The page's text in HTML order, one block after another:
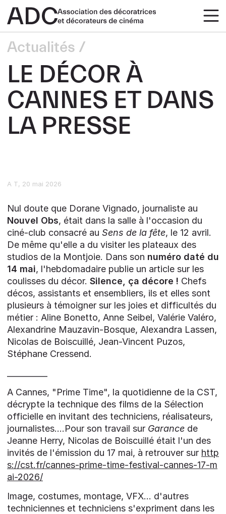
Actualités
LE DÉCOR À
CANNES ET DANS
LA PRESSE
A T 20 mai 2026
Nul doute que Dorane Vignado, journaliste au
Nouvel Obs, était dans la salle à l'occasion du
ciné-club consacré au Sens de la fête, le 12 avril.
De même qu'elle a du visiter les plateaux des
studios de la Montjoie. Dans son numéro daté du
14 mai, l'hebdomadaire publie un article sur les
coulisses du décor. Silence, ça décore ! Chefs
décos, assistants et ensembliers, ils et elles sont
plusieurs à témoigner sur les joies et difficultés du
métier : Aline Bonetto, Anne Seibel, Valérie Valéro,
Alexandrine Mauzavin-Bosque, Alexandra Lassen,
Nicolas de Boiscuillé, Jean-Vincent Puzos,
Stéphane Cressend.
A Cannes, "Prime Time", la quotidienne de la CST,
décrypte la technique des films de la Sélection
officielle en invitant des techniciens, réalisateurs,
journalistes....Pour son travail sur Garance de
Jeanne Herry, Nicolas de Boiscuillé était l'un des
invités de l'émission du 17 mai, à retrouver sur http
s://cst.fr/cannes-prime-time-festival-cannes-17-m
ai-2026/
Image, costumes, montage, VFX... d'autres
techniciennes et techniciens s'expriment dans les